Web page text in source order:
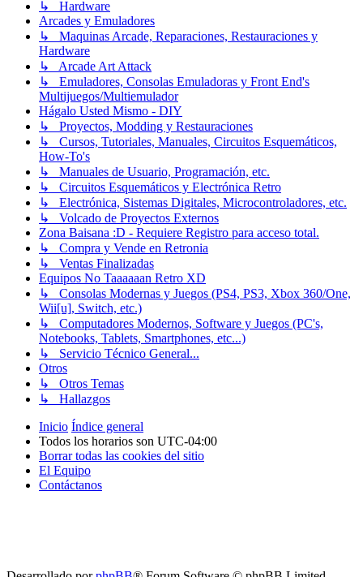
↳ Hardware
Arcades y Emuladores
↳ Maquinas Arcade, Reparaciones, Restauraciones y
Hardware
↳ Arcade Art Attack
↳ Emuladores, Consolas Emuladoras y Front End's
Multijuegos/Multiemulador
Hágalo Usted Mismo - DIY
↳ Proyectos, Modding y Restauraciones
↳ Cursos, Tutoriales, Manuales, Circuitos Esquemáticos,
How-To's
↳ Manuales de Usuario, Programación, etc.
↳ Circuitos Esquemáticos y Electrónica Retro
↳ Electrónica, Sistemas Digitales, Microcontroladores, etc.
↳ Volcado de Proyectos Externos
Zona Baisana :D - Requiere Registro para acceso total.
↳ Compra y Vende en Retronia
↳ Ventas Finalizadas
Equipos No Taaaaaan Retro XD
↳ Consolas Modernas y Juegos (PS4, PS3, Xbox 360/One,
Wii[u], Switch, etc.)
↳ Computadores Modernos, Software y Juegos (PC's,
Notebooks, Tablets, Smartphones, etc...)
↳ Servicio Técnico General...
Otros
↳ Otros Temas
↳ Hallazgos
Inicio Índice general
Todos los horarios son UTC-04:00
Borrar todas las cookies del sitio
El Equipo
Contáctanos